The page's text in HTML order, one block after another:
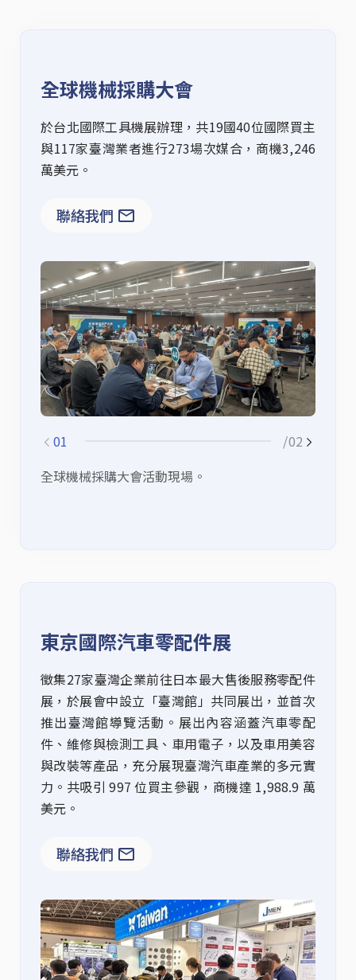
全球機械採購大會
於台北國際工具機展辦理 ，共19國40位國際買主
與117家臺灣業者進行273場次媒合，商機3,246
萬美元 。
聯絡我們
01
/02
全球機械採購大會活動現場。
東京國際汽車零配件展
徵集27家臺灣企業前往日本最大售後服務零配件
展，於展會中設立「臺灣館」共同展出，並首次
推出臺灣館導覽活動。展出內容涵蓋汽車零配
件、維修與檢測工具、車用電子，以及車用美容
與改裝等產品，充分展現臺灣汽車產業的多元實
力。共吸引 997 位買主參觀，商機達 1,988.9 萬
美元。
聯絡我們